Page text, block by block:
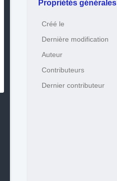
Propriétés générales
Créé le
Dernière modification
Auteur
Contributeurs
Dernier contributeur